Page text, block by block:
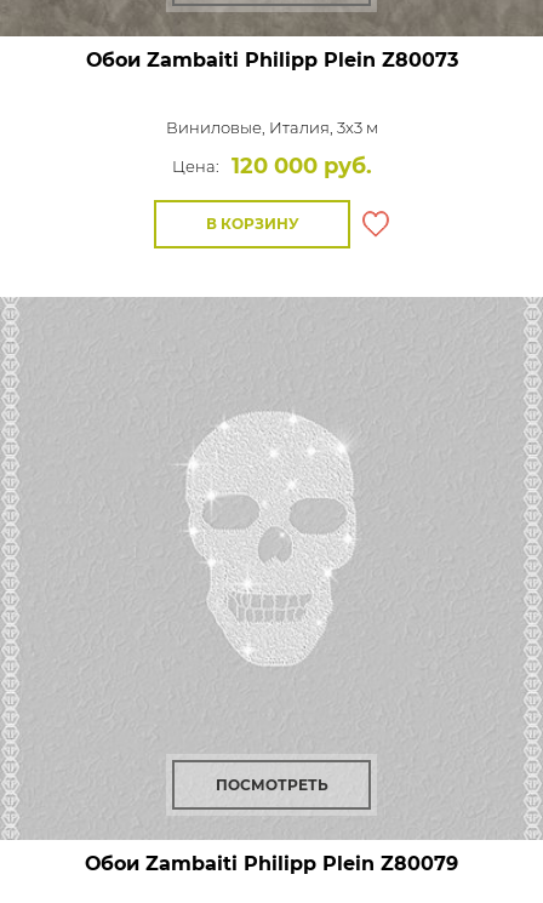
Обои Zambaiti Philipp Plein Z80073
Виниловые, Италия, 3x3 м
Цена:
120 000 руб.
В КОРЗИНУ
ПОСМОТРЕТЬ
Обои Zambaiti Philipp Plein Z80079